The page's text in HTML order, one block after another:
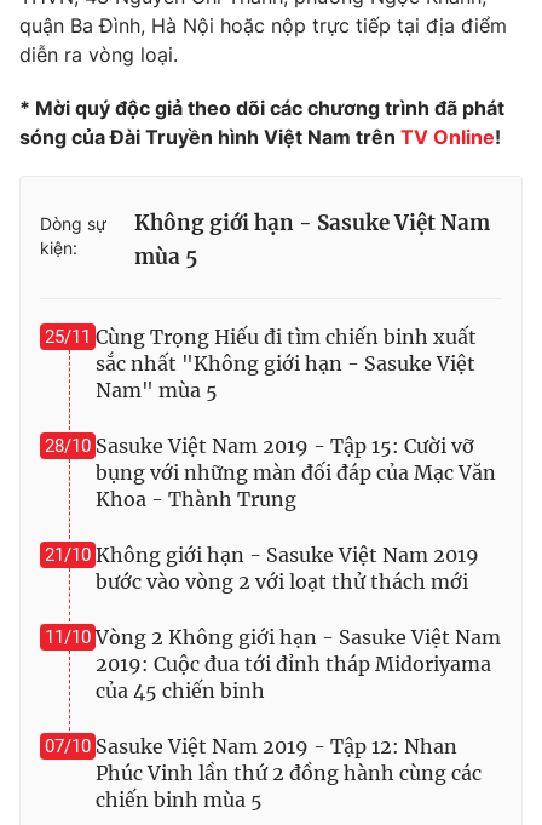
Cơ quan chủ quản:
Đài Truyền hình Việt Nam
Giấy phép hoạt động báo in và báo điện tử số 483/GP-BTTTT
cấp ngày 29/12/2023
Nguyễn Trọng Ninh
Tổng đài VTV: 024.38 355 931 - 024.38 355 932
Email:toasoan@vtv.vn
Liên hệ quảng cáo: 024-7300.7108
® Cấm sao chép dưới mọi hình thức nếu không có sự chấp
thuận bằng văn bản. Ghi rõ nguồn VTV.vn khi phát hành lại
thông tin từ website này.
quận Ba Đình, Hà Nội hoặc nộp trực tiếp tại địa điểm
diễn ra vòng loại.
* Mời quý độc giả theo dõi các chương trình đã phát
sóng của Đài Truyền hình Việt Nam trên TV Online!
Dòng sự
kiện:
Không giới hạn - Sasuke Việt Nam
mùa 5
25/11 Cùng Trọng Hiếu đi tìm chiến binh xuất
sắc nhất "Không giới hạn - Sasuke Việt
Nam" mùa 5
28/10 Sasuke Việt Nam 2019 - Tập 15: Cười vỡ
bụng với những màn đối đáp của Mạc Văn
Khoa - Thành Trung
21/10 Không giới hạn - Sasuke Việt Nam 2019
bước vào vòng 2 với loạt thử thách mới
11/10 Vòng 2 Không giới hạn - Sasuke Việt Nam
2019: Cuộc đua tới đỉnh tháp Midoriyama
của 45 chiến binh
07/10 Sasuke Việt Nam 2019 - Tập 12: Nhan
Phúc Vinh lần thứ 2 đồng hành cùng các
chiến binh mùa 5